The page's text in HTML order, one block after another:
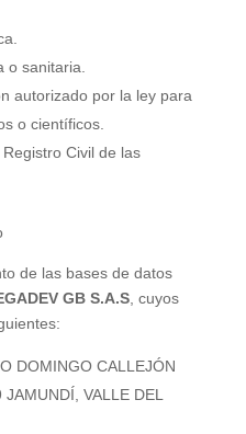
o sanitaria.
autorizado por la ley para
o científicos.
Civil de las
de las bases de datos
GB S.A.S, cuyos
DOMINGO CALLEJÓN
VALLE DEL